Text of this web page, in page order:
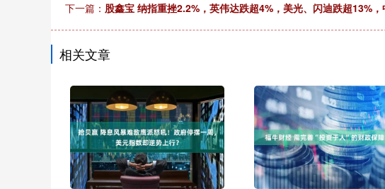
下一篇： 股鑫宝 纳指重挫2.2%，英伟达跌超4%，美光、闪迪跌超13%
相关文章